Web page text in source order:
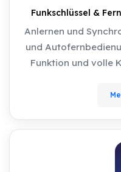
Funkschlüssel &
Anlernen und
und
Funktion und volle